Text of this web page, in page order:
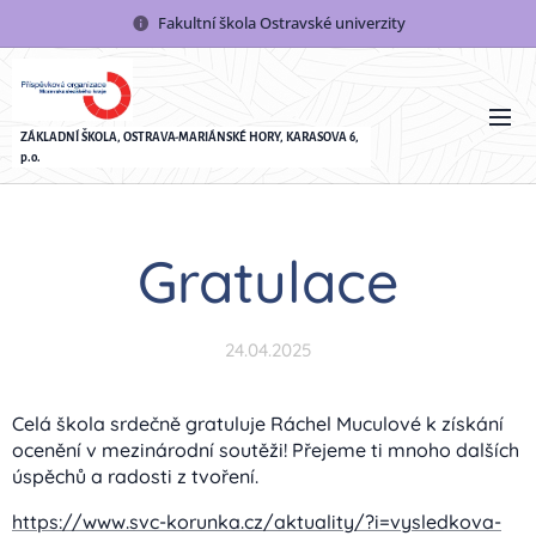
Fakultní škola Ostravské univerzity
ZÁKLADNÍ ŠKOLA, OSTRAVA-MARIÁNSKÉ HORY, KARASOVA 6,
p.o.
Gratulace
24.04.2025
Celá škola srdečně gratuluje Ráchel Muculové k získání
ocenění v mezinárodní soutěži! Přejeme ti mnoho dalších
úspěchů a radosti z tvoření. ✨
https://www.svc-korunka.cz/aktuality/?i=vysledkova-